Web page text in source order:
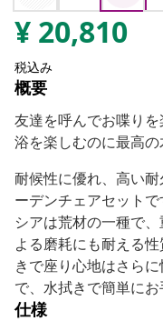
¥ 20,810
税込み
概要
友達を呼んでお喋り
浴を楽しむのに最高の
耐候性に優れ、高い
ーデンチェアセット
シアは荒材の一種で
よる磨耗にも耐える
きで座り心地はさら
で、水拭きで簡単にお
仕様